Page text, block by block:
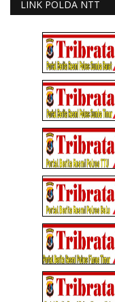
LINK POLDA NTT